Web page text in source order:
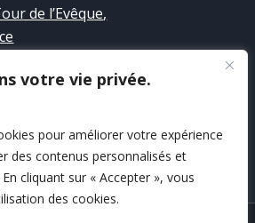
votre vie privée.
pour améliorer votre expérience
des contenus personnalisés et
cliquant sur « Accepter », vous
des cookies.
de l’Evêque,
: